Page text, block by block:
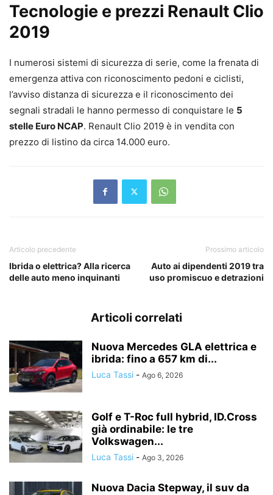
Tecnologie e prezzi Renault Clio
2019
I numerosi sistemi di sicurezza di serie, come la frenata di
emergenza attiva con riconoscimento pedoni e ciclisti,
l’avviso distanza di sicurezza e il riconoscimento dei
segnali stradali le hanno permesso di conquistare le 5
stelle Euro NCAP. Renault Clio 2019 è in vendita con
prezzo di listino da circa 14.000 euro.
Articolo precedente
Ibrida o elettrica? Alla ricerca
delle auto meno inquinanti
Prossimo articolo
Auto ai dipendenti 2019 tra
uso promiscuo e detrazioni
Articoli correlati
Nuova Mercedes GLA elettrica e
ibrida: fino a 657 km di...
Luca Tassi - Ago 6, 2026
Golf e T-Roc full hybrid, ID.Cross
già ordinabile: le tre
Volkswagen...
Luca Tassi - Ago 3, 2026
Nuova Dacia Stepway, il suv da